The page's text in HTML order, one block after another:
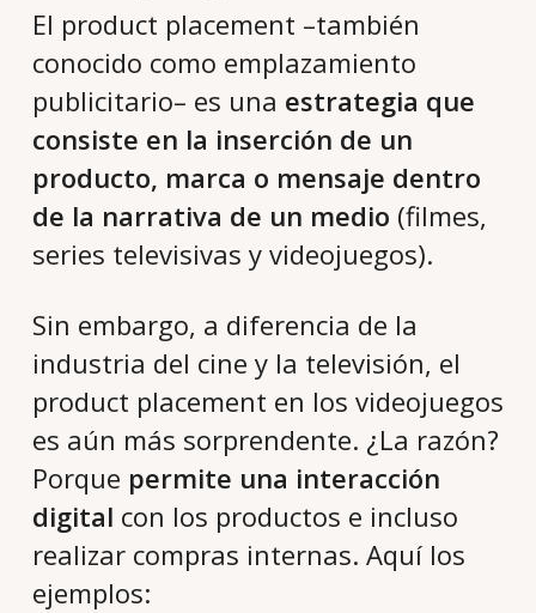
El product placement –también
conocido como emplazamiento
publicitario– es una estrategia que
consiste en la inserción de un
producto, marca o mensaje dentro
de la narrativa de un medio (filmes,
series televisivas y videojuegos).
Sin embargo, a diferencia de la
industria del cine y la televisión, el
product placement en los videojuegos
es aún más sorprendente. ¿La razón?
Porque permite una interacción
digital con los productos e incluso
realizar compras internas. Aquí los
ejemplos: